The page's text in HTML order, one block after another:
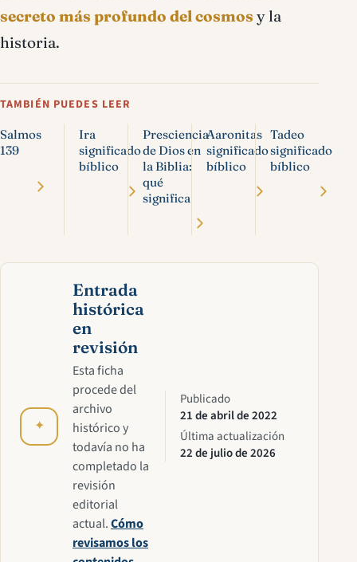
secreto más profundo del cosmos y la
historia.
TAMBIÉN PUEDES LEER
Salmos
139
Ira
significado
bíblico
Presciencia
de Dios en
la Biblia:
qué
significa
Aaronitas
significado
bíblico
Tadeo
significado
bíblico
✦
Entrada
histórica
en
revisión
Esta ficha
procede del
archivo
histórico y
todavía no ha
completado la
revisión
editorial
actual.Cómo
revisamos los
Publicado
21 de abril de 2022
Última actualización
22 de julio de 2026